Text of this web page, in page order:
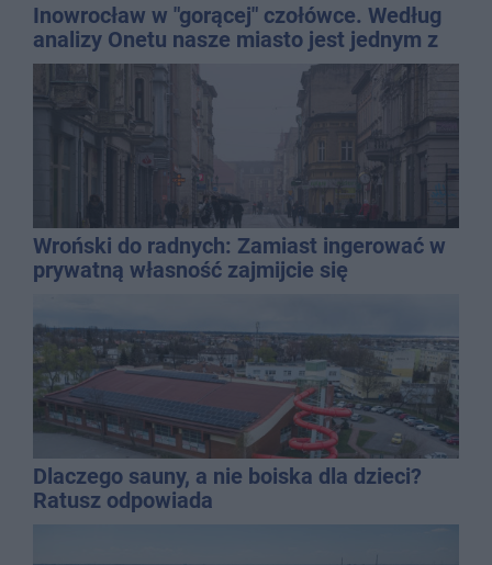
Inowrocław w "gorącej" czołówce. Według
analizy Onetu nasze miasto jest jednym z
najbardziej narażonych na upały
Wroński do radnych: Zamiast ingerować w
prywatną własność zajmijcie się
Dlaczego sauny, a nie boiska dla dzieci?
Ratusz odpowiada